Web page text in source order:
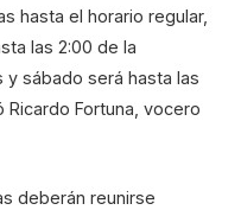
hasta el horario regular,
las 2:00 de la
sábado será hasta las
Ricardo Fortuna, vocero
deberán reunirse